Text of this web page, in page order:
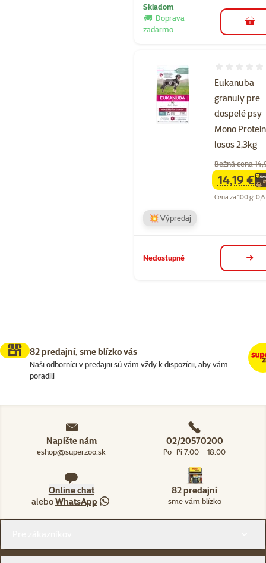
Skladom
Doprava
zadarmo
do
Eukanuba
granuly pre
dospelé psy
Mono Protein
losos 2,3kg
Bežná cena
family
14,19 €
Cena za 100 g:
💥 Výpredaj
Nedostupné
82 predajní, sme blízko vás
Naši odborníci v predajni sú vám vždy k dispozícii, aby vám
poradili
Napíšte nám
eshop@superzoo.sk
02/20570200
Po–Pi 7:00 – 18:00
Online chat
aleboWhatsApp
82 predajní
sme vám blízko